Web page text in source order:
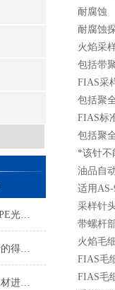
如何科学、经济地选配美国PE光谱耗材？
美国PE光谱耗材：精准分析的得力助手
使用后如何对美国PE光谱耗材进行正确的清洁和保养？
耐腐蚀
耐腐蚀
火焰采
包括带
FIAS采
包括聚
FIAS标
包括聚
*该针不
油品自
适用
采样针
带螺杆
火焰毛
FIAS毛
FIAS毛